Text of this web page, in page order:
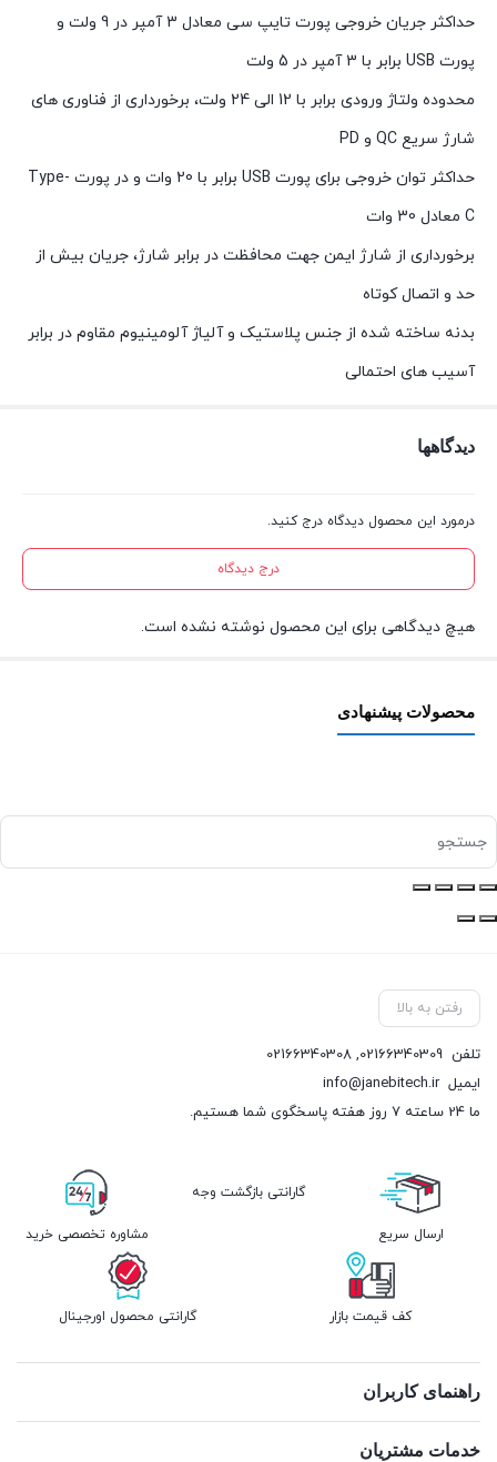
حداکثر جریان خروجی پورت تایپ سی معادل 3 آمپر در 9 ولت و
پورت USB برابر با 3 آمپر در 5 ولت
محدوده ولتاژ ورودی برابر با 12 الی 24 ولت، برخورداری از فناوری های
شارژ سریع QC و PD
حداکثر توان خروجی برای پورت USB برابر با 20 وات و در پورت Type-
C معادل 30 وات
برخورداری از شارژ ایمن جهت محافظت در برابر شارژ، جریان بیش از
حد و اتصال کوتاه
بدنه ساخته شده از جنس پلاستیک و آلیاژ آلومینیوم مقاوم در برابر
آسیب های احتمالی
دیدگاهها
درمورد این محصول دیدگاه درج کنید.
درج دیدگاه
هیچ دیدگاهی برای این محصول نوشته نشده است.
محصولات پیشنهادی
رفتن به بالا
تلفن 02166340309
,
02166340308
ایمیلinfo@janebitech.ir
ما 24 ساعته 7 روز هفته پاسخگوی شما هستیم.
ارسال سریع
گارانتی بازگشت وجه
مشاوره تخصصی خرید
کف قیمت بازار گارانتی محصول اورجینال
راهنمای کاربران
خدمات مشتریان